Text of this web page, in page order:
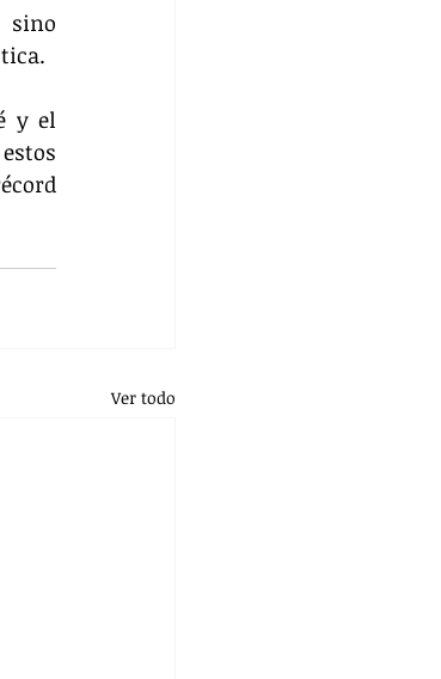
sino
y el
Ver todo